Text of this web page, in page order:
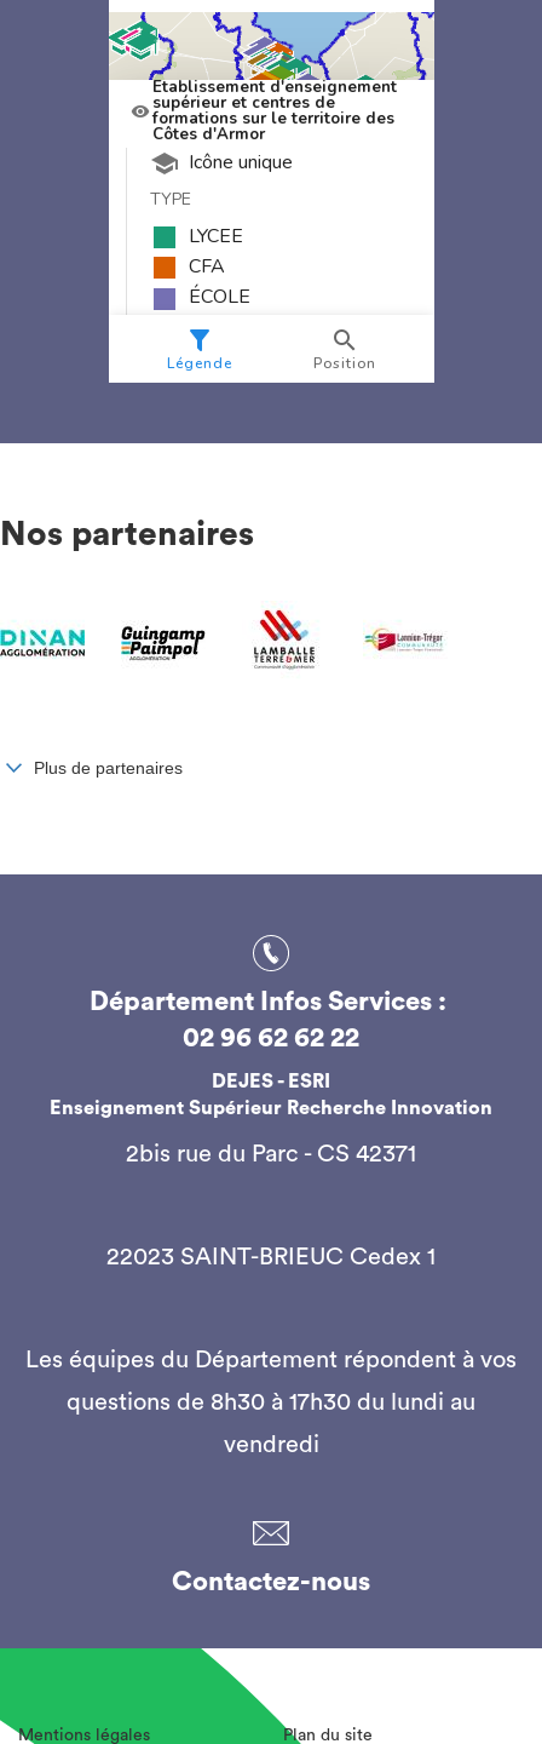
Nos partenaires
Plus de partenaires
Département Infos Services :
02 96 62 62 22
DEJES - ESRI
Enseignement Supérieur Recherche Innovation
2bis rue du Parc - CS 42371
22023 SAINT-BRIEUC Cedex 1
Les équipes du Département répondent à vos
questions de 8h30 à 17h30 du lundi au
vendredi
Contactez-nous
Mentions légales Plan du site